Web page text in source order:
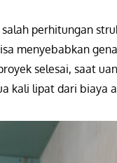
perhitungan
menyebabkan
selesai, saat
kali lipat dari biaya